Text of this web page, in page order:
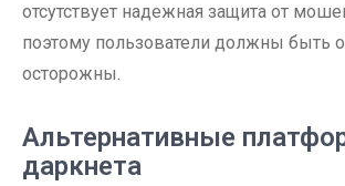
отсутствует надежная защита от
поэтому пользователи должны быть
осторожны.
Альтернативные
даркнета